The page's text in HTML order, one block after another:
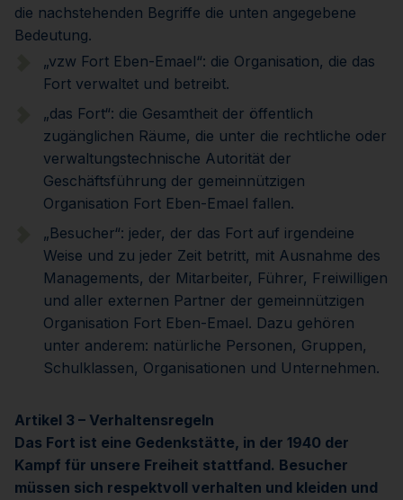
die nachstehenden Begriffe die unten angegebene
Bedeutung.
„vzw Fort Eben-Emael“: die Organisation, die das
Fort verwaltet und betreibt.
„das Fort“: die Gesamtheit der öffentlich
zugänglichen Räume, die unter die rechtliche oder
verwaltungstechnische Autorität der
Geschäftsführung der gemeinnützigen
Organisation Fort Eben-Emael fallen.
„Besucher“: jeder, der das Fort auf irgendeine
Weise und zu jeder Zeit betritt, mit Ausnahme des
Managements, der Mitarbeiter, Führer, Freiwilligen
und aller externen Partner der gemeinnützigen
Organisation Fort Eben-Emael. Dazu gehören
unter anderem: natürliche Personen, Gruppen,
Schulklassen, Organisationen und Unternehmen.
Artikel 3 – Verhaltensregeln
Das Fort ist eine Gedenkstätte, in der 1940 der
Kampf für unsere Freiheit stattfand. Besucher
müssen sich respektvoll verhalten und kleiden und